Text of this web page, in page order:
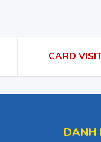
CARD
DANH